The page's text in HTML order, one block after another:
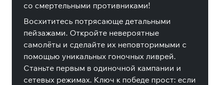
со смертельными противниками!
Восхититесь потрясающе детальными
пейзажами. Откройте невероятные
самолёты и сделайте их неповторимыми с
помощью уникальных гоночных ливрей.
Станьте первым в одиночной кампании и
сетевых режимах. Ключ к победе прост: если